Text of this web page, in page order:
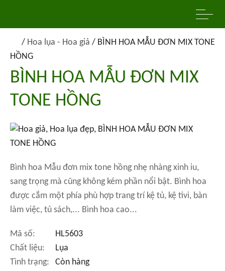
/ Hoa lụa - Hoa giả / BÌNH HOA MẪU ĐƠN MIX TONE
HỒNG
BÌNH HOA MẪU ĐƠN MIX
TONE HỒNG
Bình hoa Mẫu đơn mix tone hồng nhẹ nhàng xinh iu,
sang trọng mà cũng không kém phần nổi bật. Bình hoa
được cắm một phía phù hợp trang trí kệ tủ, kệ tivi, bàn
làm việc, tủ sách,... Bình hoa cao...
Mã số:
HL5603
Chất liệu:
Lụa
Tình trạng:
Còn hàng